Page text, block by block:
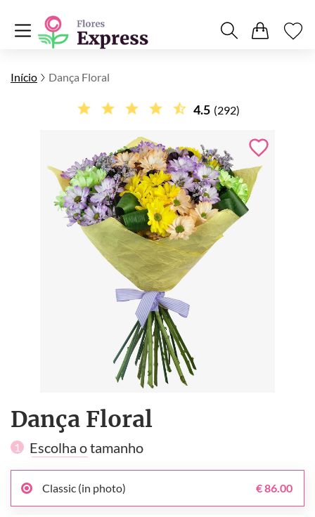
Início Dança Floral
4.5 (292)
Dança Floral
1 Escolha o tamanho
Classic (in photo) € 86.00